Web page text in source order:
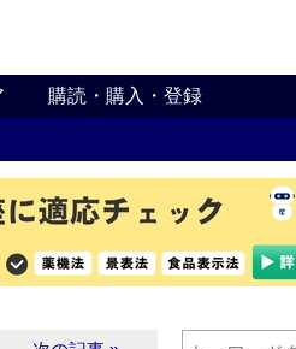
購読・購入・登録